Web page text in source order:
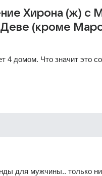
Хирона (ж) с
(кроме
4 домом. Что значит это
для мужчины.. только